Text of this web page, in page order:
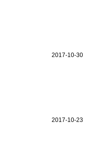
2017-10-30
2017-10-23